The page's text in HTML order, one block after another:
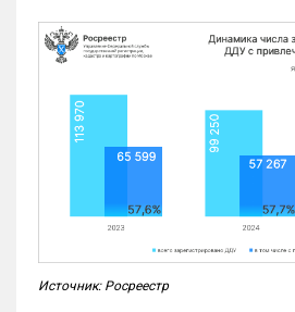
Источник: Росреестр